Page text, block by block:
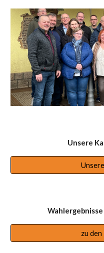
Unsere
zu